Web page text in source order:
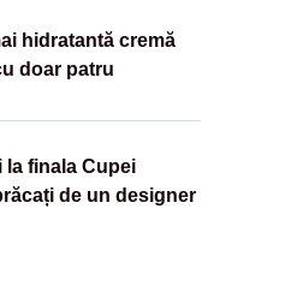
hidratantă cremă
doar patru
finala Cupei
de un designer